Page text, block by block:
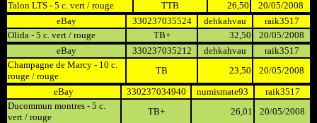
Talon LTS - 5 c. vert / rouge TTB 26,50
20/05/2008
eBay
330237035524 dehkahvau
raik3517
Olida - 5 c. vert / rouge
TB+ 32,50
20/05/2008
eBay
330237035212 dehkahvau
raik3517
Champagne de Marcy - 10 c.
rouge / rouge
TB 23,50
20/05/2008
eBay
330237034940 numismate93
raik3517
Ducommun montres - 5 c.
vert / rouge
TB+ 26,01
20/05/2008